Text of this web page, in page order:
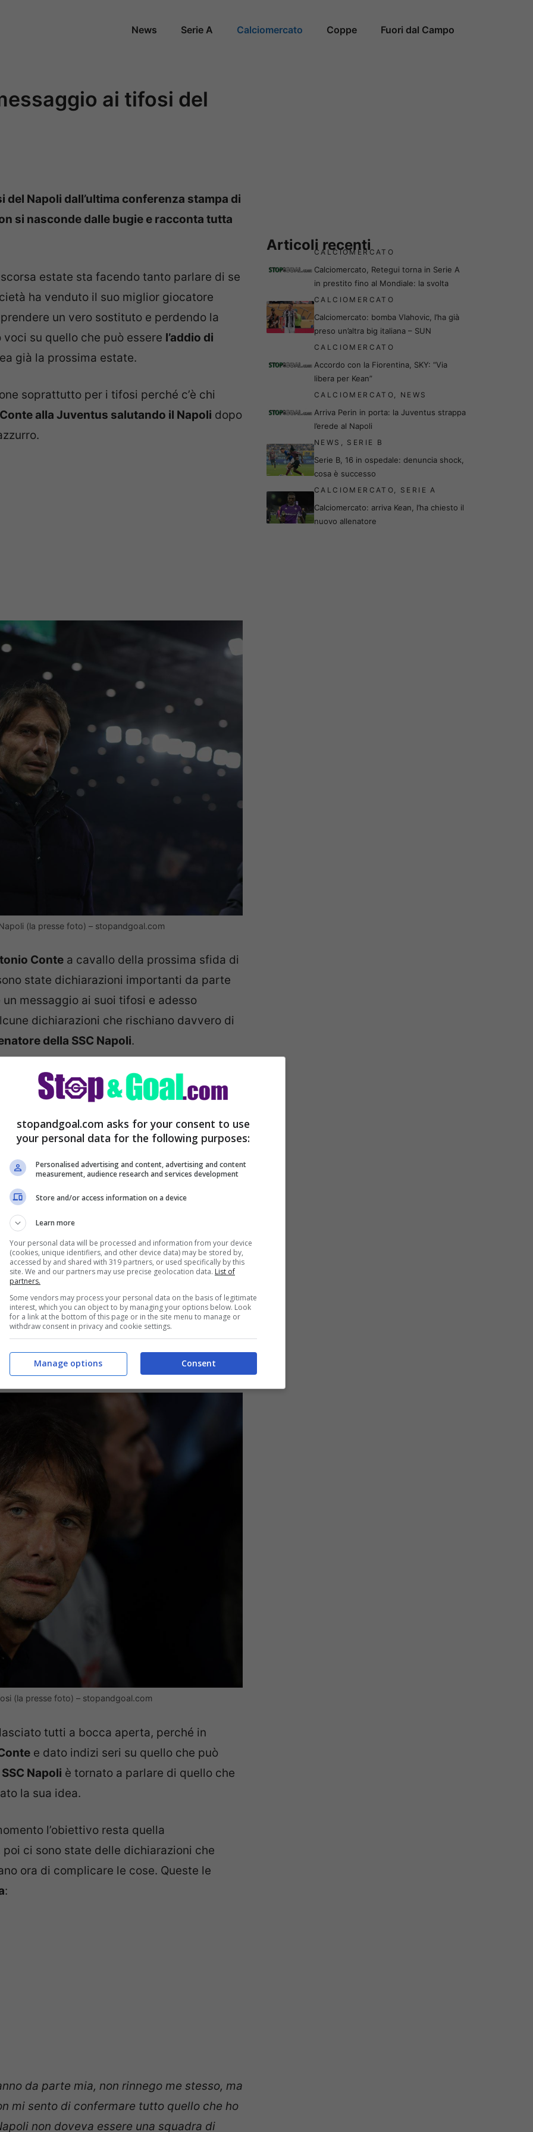
News Serie A Calciomercato Coppe Fuori dal Campo
ai tifosi del
Napoli dall’ultima conferenza stampa di
si nasconde dalle bugie e racconta tutta
estate sta facendo tanto parlare di se
ha venduto il suo miglior giocatore
un vero sostituto e perdendo la
su quello che può essere l’addio di
già la prossima estate.
soprattutto per i tifosi perché c’è chi
alla Juventus salutando il Napoli dopo
(la presse foto) – stopandgoal.com
Conte a cavallo della prossima sfida di
state dichiarazioni importanti da parte
messaggio ai suoi tifosi e adesso
dichiarazioni che rischiano davvero di
della SSC Napoli.
Kvara? Il messaggio ai
notizie che riguardano quello che può
davvero andare incontro a quello che
per tornare alla
per il massimo dei suoi obiettivi.
(la presse foto) – stopandgoal.com
tutti a bocca aperta, perché in
e dato indizi seri su quello che può
Napoli è tornato a parlare di quello che
la sua idea.
l’obiettivo resta quella
poi ci sono state delle dichiarazioni che
ora di complicare le cose. Queste le
:
da parte mia, non rinnego me stesso, ma
mi sento di confermare tutto quello che ho
non doveva essere una squadra di
Articoli recenti
CALCIOMERCATO
Calciomercato, Retegui torna in Serie A
in prestito fino al Mondiale: la svolta
CALCIOMERCATO
Calciomercato: bomba Vlahovic, l’ha già
preso un’altra big italiana – SUN
CALCIOMERCATO
Accordo con la Fiorentina, SKY: “Via
libera per Kean”
CALCIOMERCATO, NEWS
Arriva Perin in porta: la Juventus strappa
l’erede al Napoli
NEWS , SERIE B
Serie B, 16 in ospedale: denuncia shock,
cosa è successo
CALCIOMERCATO, SERIE A
Calciomercato: arriva Kean, l’ha chiesto il
nuovo allenatore
stopandgoal.com asks for your consent to use
your personal data for the following purposes:
Personalised advertising and content, advertising and content
measurement, audience research and services development
Store and/or access information on a device
Learn more
Your personal data will be processed and information from your device
(cookies, unique identifiers, and other device data) may be stored by,
accessed by and shared with 319 partners, or used specifically by this
site. We and our partners may use precise geolocation data. List of
partners.
Some vendors may process your personal data on the basis of legitimate
interest, which you can object to by managing your options below. Look
for a link at the bottom of this page or in the site menu to manage or
withdraw consent in privacy and cookie settings.
Consent
Manage options